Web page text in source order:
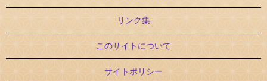
リンク集
このサイトについて
サイトポリシー